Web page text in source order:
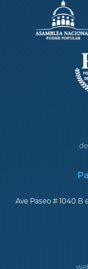
Ave Paseo # 1040 B